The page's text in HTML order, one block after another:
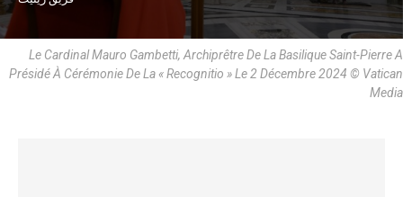
Le Cardinal Mauro Gambetti, Archiprêtre De La Basilique Saint-Pierre A
Présidé À Cérémonie De La « Recognitio » Le 2 Décembre 2024 © Vatican
Media